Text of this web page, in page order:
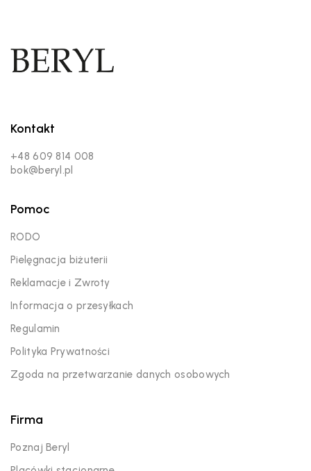
Kontakt
+48 609 814 008
bok@beryl.pl
Pomoc
RODO
Pielęgnacja biżuterii
Reklamacje i Zwroty
Informacja o przesyłkach
Regulamin
Polityka Prywatności
Zgoda na przetwarzanie danych osobowych
Firma
Poznaj Beryl